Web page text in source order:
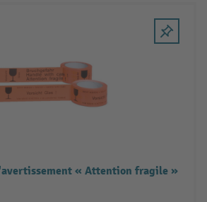
« Attention fragile »